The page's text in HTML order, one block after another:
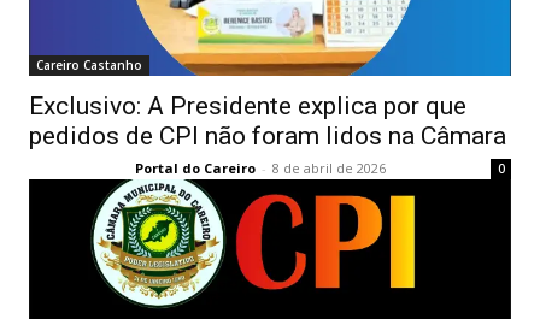
Careiro Castanho
Exclusivo: A Presidente explica por que
pedidos de CPI não foram lidos na Câmara
Portal do Careiro - 8 de abril de 2026 0